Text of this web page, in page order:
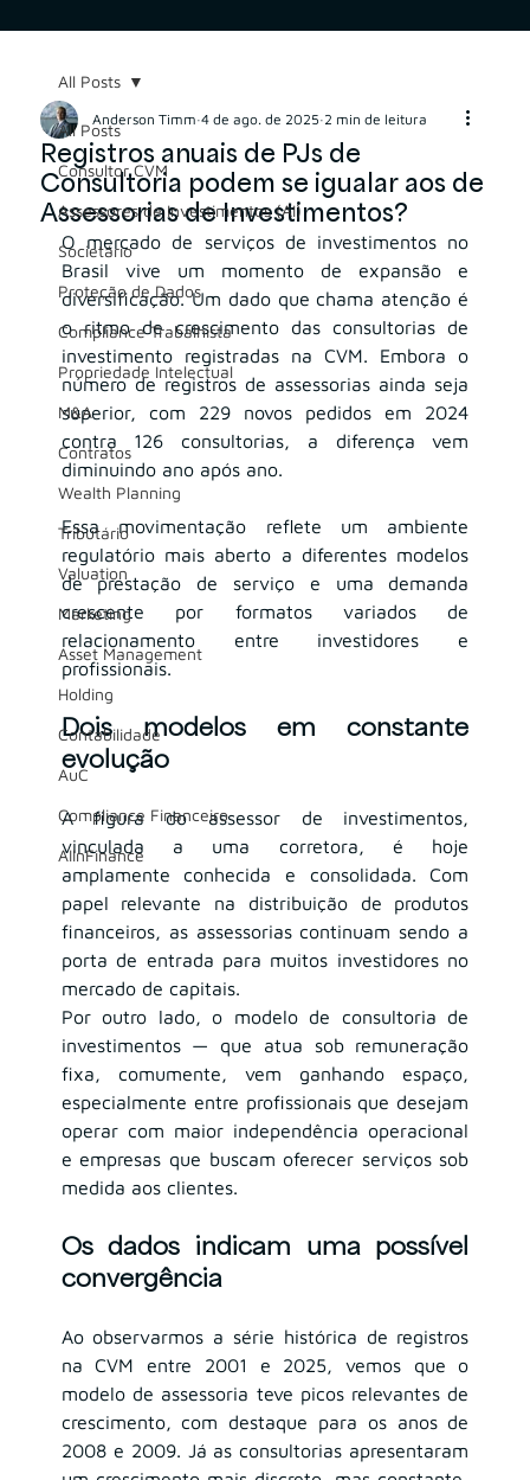
All Posts
Consultor CVM
Assessores de Investimentos (AI)
Societário
Proteção de Dados
Compliance Trabalhista
Propriedade Intelectual
M&A
Contratos
Wealth Planning
Tributário
Valuation
Marketing
Asset Management
Holding
Contabilidade
AuC
Compliance Financeiro
AIInFinance
All Posts
Registros anuais de PJs de
Consultoria podem se igualar aos de
Assessorias de Investimentos?
Anderson Timm 4 de ago. de 2025 2 min de leitura
O mercado de serviços de investimentos no
Brasil vive um momento de expansão e
diversificação. Um dado que chama atenção é
o ritmo de crescimento das consultorias de
investimento registradas na CVM. Embora o
número de registros de assessorias ainda seja
superior, com 229 novos pedidos em 2024
contra 126 consultorias, a diferença vem
diminuindo ano após ano.
Essa movimentação reflete um ambiente
regulatório mais aberto a diferentes modelos
de prestação de serviço e uma demanda
crescente por formatos variados de
relacionamento entre investidores e
profissionais.
Dois modelos em constante
evolução
A figura do assessor de investimentos,
vinculada a uma corretora, é hoje
amplamente conhecida e consolidada. Com
papel relevante na distribuição de produtos
financeiros, as assessorias continuam sendo a
porta de entrada para muitos investidores no
mercado de capitais.
Por outro lado, o modelo de consultoria de
investimentos — que atua sob remuneração
fixa, comumente, vem ganhando espaço,
especialmente entre profissionais que desejam
operar com maior independência operacional
e empresas que buscam oferecer serviços sob
medida aos clientes.
Os dados indicam uma possível
convergência
Ao observarmos a série histórica de registros
na CVM entre 2001 e 2025, vemos que o
modelo de assessoria teve picos relevantes de
crescimento, com destaque para os anos de
2008 e 2009. Já as consultorias apresentaram